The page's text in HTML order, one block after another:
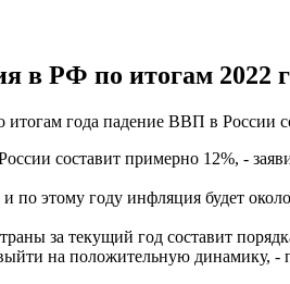
в РФ по итогам 2022
итогам года падение ВВП в России
составит примерно 12%, -
по этому году инфляция будет
за текущий год составит
на положительную динамику, -